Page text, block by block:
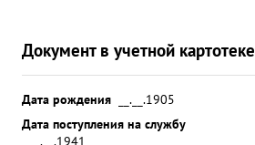
Документ в учетной картотеке
Дата рождения
__.__.1905
Дата поступления на службу
__.__.1941